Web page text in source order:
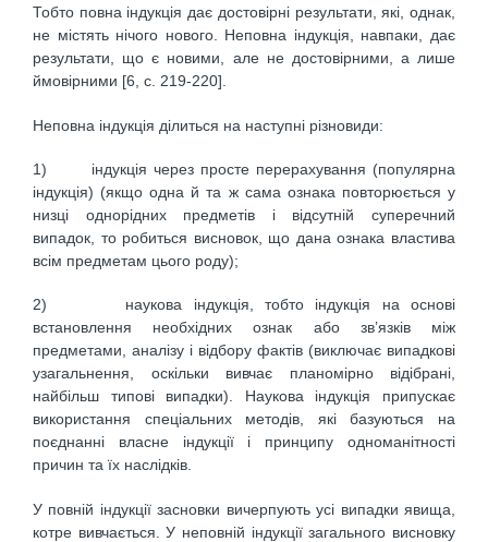
Тобто повна індукція дає достовірні результати, які, однак,
не містять нічого нового. Неповна індукція, навпаки, дає
результати, що є новими, але не достовірними, а лише
ймовірними [6, c. 219-220].
Неповна індукція ділиться на наступні різновиди:
1) індукція через просте перерахування (популярна
індукція) (якщо одна й та ж сама ознака повторюється у
низці однорідних предметів і відсутній суперечний
випадок, то робиться висновок, що дана ознака властива
всім предметам цього роду);
2) наукова індукція, тобто індукція на основі
встановлення необхідних ознак або зв’язків між
предметами, аналізу і відбору фактів (виключає випадкові
узагальнення, оскільки вивчає планомірно відібрані,
найбільш типові випадки). Наукова індукція припускає
використання спеціальних методів, які базуються на
поєднанні власне індукції і принципу одноманітності
причин та їх наслідків.
У повній індукції засновки вичерпують усі випадки явища,
котре вивчається. У неповній індукції загального висновку